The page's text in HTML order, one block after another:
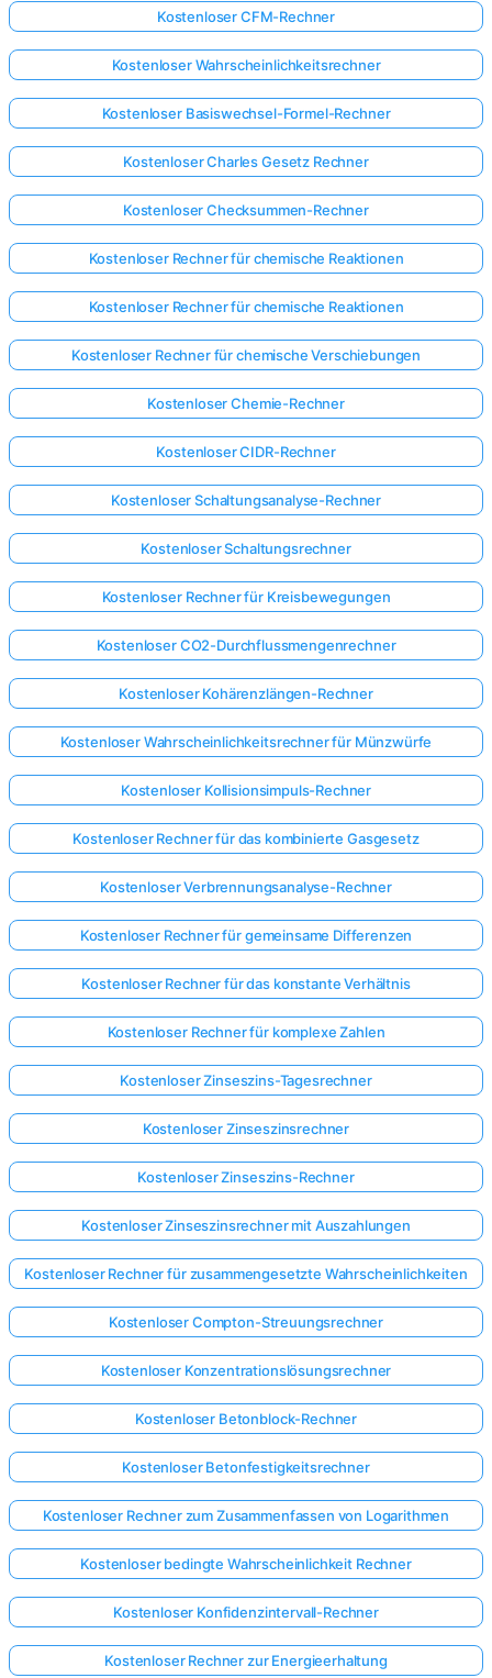
Kostenloser CFM-Rechner
Kostenloser Wahrscheinlichkeitsrechner
Kostenloser Basiswechsel-Formel-Rechner
Kostenloser Charles Gesetz Rechner
Kostenloser Checksummen-Rechner
Kostenloser Rechner für chemische Reaktionen
Kostenloser Rechner für chemische Reaktionen
Kostenloser Rechner für chemische Verschiebungen
Kostenloser Chemie-Rechner
Kostenloser CIDR-Rechner
Kostenloser Schaltungsanalyse-Rechner
Kostenloser Schaltungsrechner
Kostenloser Rechner für Kreisbewegungen
Kostenloser CO2-Durchflussmengenrechner
Kostenloser Kohärenzlängen-Rechner
Kostenloser Wahrscheinlichkeitsrechner für Münzwürfe
Kostenloser Kollisionsimpuls-Rechner
Kostenloser Rechner für das kombinierte Gasgesetz
Kostenloser Verbrennungsanalyse-Rechner
Kostenloser Rechner für gemeinsame Differenzen
Kostenloser Rechner für das konstante Verhältnis
Kostenloser Rechner für komplexe Zahlen
Kostenloser Zinseszins-Tagesrechner
Kostenloser Zinseszinsrechner
Kostenloser Zinseszins-Rechner
Kostenloser Zinseszinsrechner mit Auszahlungen
Kostenloser Rechner für zusammengesetzte Wahrscheinlichkeiten
Kostenloser Compton-Streuungsrechner
Kostenloser Konzentrationslösungsrechner
Kostenloser Betonblock-Rechner
Kostenloser Betonfestigkeitsrechner
Kostenloser Rechner zum Zusammenfassen von Logarithmen
Kostenloser bedingte Wahrscheinlichkeit Rechner
Kostenloser Konfidenzintervall-Rechner
Kostenloser Rechner zur Energieerhaltung